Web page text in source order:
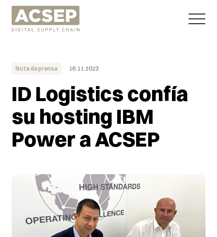
Nota de prensa 16.11.2023
ID Logistics confía
su hosting IBM
Power a ACSEP